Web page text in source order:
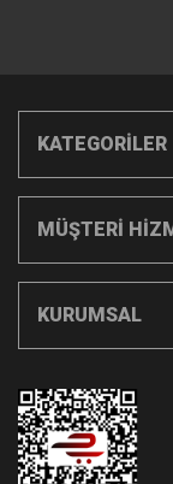
KATEGORİLER
MÜŞTERİ
KURUMSAL